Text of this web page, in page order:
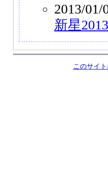
2013/01/
新星
このサイ